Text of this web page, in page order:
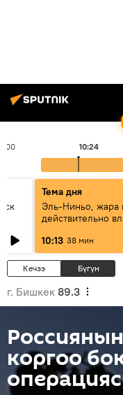
10:24
Тема дня
Эль-Ниньо, жара
действительно
10:13 38 мин
Кечээ Бүгүн
г. Бишкек 89.3
коргоо